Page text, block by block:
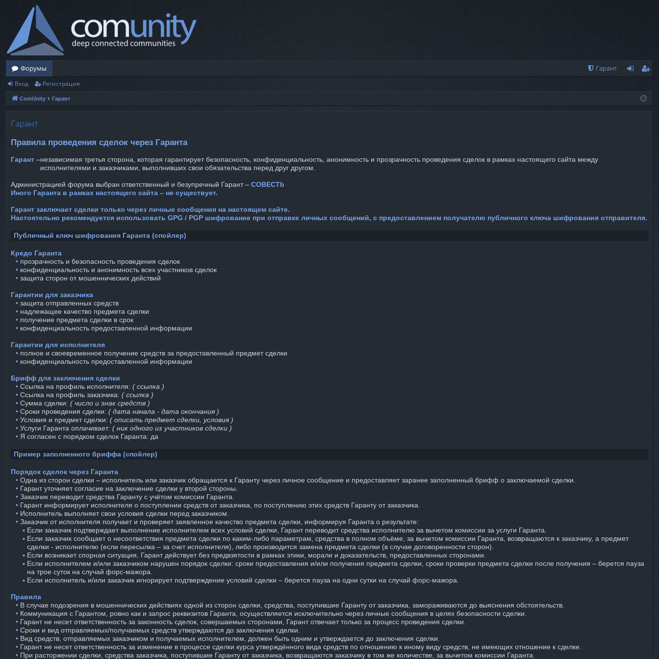
Форумы
Гарант
ис
Вход Регистрация
ComUnity Гарант
Гарант
Правила проведения сделок через Гаранта
Гарант –независимая третья сторона, которая гарантирует безопасность, конфиденциальность, анонимность и прозрачность проведения сделок в рамках настоящего сайта между
исполнителями и заказчиками, выполнивших свои обязательства перед друг другом.
Администрацией форума выбран ответственный и безупречный Гарант – COBECTb
Иного Гаранта в рамках настоящего сайта – не существует.
Гарант заключает сделки только через личные сообщения на настоящем сайте.
Настоятельно рекомендуется использовать GPG / PGP шифрование при отправке личных сообщений, с предоставлением получателю публичного ключа шифрования отправителя.
Публичный ключ шифрования Гаранта (спойлер)
Кредо Гаранта
⠀• прозрачность и безопасность проведения сделок
⠀• конфиденциальность и анонимность всех участников сделок
⠀• защита сторон от мошеннических действий
Гарантии для заказчика
⠀• защита отправленных средств
⠀• надлежащее качество предмета сделки
⠀• получение предмета сделки в срок
⠀• конфиденциальность предоставленной информации
Гарантии для исполнителя
⠀• полное и своевременное получение средств за предоставленный предмет сделки
⠀• конфиденциальность предоставленной информации
Брифф для заключения сделки
⠀• Ссылка на профиль исполнителя: ( ссылка )
⠀• Ссылка на профиль заказчика: ( ссылка )
⠀• Сумма сделки: ( число и знак средств )
⠀• Сроки проведения сделки: ( дата начала - дата окончания )
⠀• Условия и предмет сделки: ( описать предмет сделки, условия )
⠀• Услуги Гаранта оплачивает: ( ник одного из участников сделки )
⠀• Я согласен с порядком сделок Гаранта: да
Пример заполненного бриффа (спойлер)
Порядок сделок через Гаранта
⠀• Одна из сторон сделки – исполнитель или заказчик обращается к Гаранту через личное сообщение и предоставляет заранее заполненный брифф о заключаемой сделки.
⠀• Гарант уточняет согласие на заключение сделки у второй стороны.
⠀• Заказчик переводит средства Гаранту с учётом комиссии Гаранта.
⠀• Гарант информирует исполнителя о поступлении средств от заказчика, по поступлению этих средств Гаранту от заказчика.
⠀• Исполнитель выполняет свои условия сделки перед заказчиком.
⠀• Заказчик от исполнителя получает и проверяет заявленное качество предмета сделки, информируя Гаранта о результате:
⠀ ▪︎ Если заказчик подтверждает выполнение исполнителем всех условий сделки, Гарант переводит средства исполнителю за вычетом комиссии за услуги Гаранта.
⠀ ▪︎ Если заказчик сообщает о несоответствия предмета сделки по каким-либо параметрам, средства в полном объёме, за вычетом комиссии Гаранта, возвращаются к заказчику, а предмет
сделки - исполнителю (если пересылка – за счет исполнителя), либо производится замена предмета сделки (в случае договоренности сторон).
⠀ ▪︎ Если возникает спорная ситуация, Гарант действует без предвзятости в рамках этики, морали и доказательств, предоставленных сторонами.
⠀ ▪︎ Если исполнителем и/или заказчиком нарушен порядок сделки: сроки предоставления и/или получения предмета сделки, сроки проверки предмета сделки после получения – берется пауза
на трое суток на случай форс-мажора.
⠀ ▪︎ Если исполнитель и/или заказчик игнорирует подтверждение условий сделки – берется пауза на одни сутки на случай форс-мажора.
Правила
⠀• В случае подозрения в мошеннических действиях одной из сторон сделки, средства, поступившие Гаранту от заказчика, замораживаются до выяснения обстоятельств.
⠀• Коммуникация с Гарантом, ровно как и запрос реквизитов Гаранта, осуществляется исключительно через личные сообщения в целях безопасности сделки.
⠀• Гарант не несет ответственность за законность сделок, совершаемых сторонами, Гарант отвечает только за процесс проведения сделки.
⠀• Сроки и вид отправляемых/получаемых средств утверждаются до заключения сделки.
⠀• Вид средств, отправляемых заказчиком и получаемых исполнителем, должен быть одним и утверждается до заключения сделки.
⠀• Гарант не несет ответственность за изменение в процессе сделки курса утверждённого вида средств по отношению к иному виду средств, не имеющих отношение к сделке.
⠀• При расторжении сделки, средства заказчика, поступившие Гаранту от заказчика, возвращаются заказчику в том же количестве, за вычетом комиссии Гаранта.